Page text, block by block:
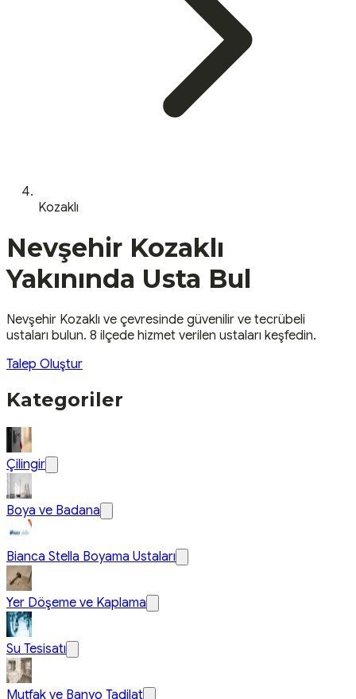
Kozaklı
Nevşehir Kozaklı
Yakınında Usta Bul
Nevşehir Kozaklı ve çevresinde güvenilir ve tecrübeli
ustaları bulun. 8 ilçede hizmet verilen ustaları keşfedin.
Talep Oluştur
Kategoriler
Çilingir
Boya ve Badana
Bianca Stella Boyama Ustaları
Yer Döşeme ve Kaplama
Su Tesisatı
Mutfak ve Banyo Tadilat